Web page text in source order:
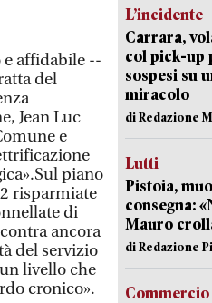
affidabile --
del
Jean Luc
e
piano
risparmiate
di
ancora
del servizio
livello che
cronico».
L’incidente
Carrara,
col pick-up
sospesi su
miracolo
di Redazione
Lutti
Pistoia,
consegna:
Mauro
di Redazione
Commercio